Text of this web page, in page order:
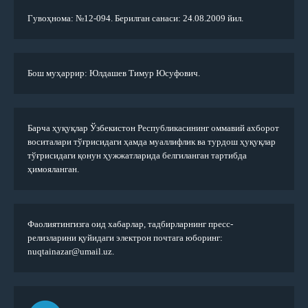
Гувоҳнома: №12-094. Берилган санаси: 24.08.2009 йил.
Бош муҳаррир: Юлдашев Тимур Юсуфович.
Барча ҳуқуқлар Ўзбекистон Республикасининг оммавий ахборот
воситалари тўғрисидаги ҳамда муаллифлик ва турдош ҳуқуқлар
тўғрисидаги қонун ҳужжатларида белгиланган тартибда
ҳимояланган.
Фаолиятингизга оид хабарлар, тадбирларнинг пресс-
релизларини қуйидаги электрон почтага юборинг:
nuqtainazar@umail.uz.